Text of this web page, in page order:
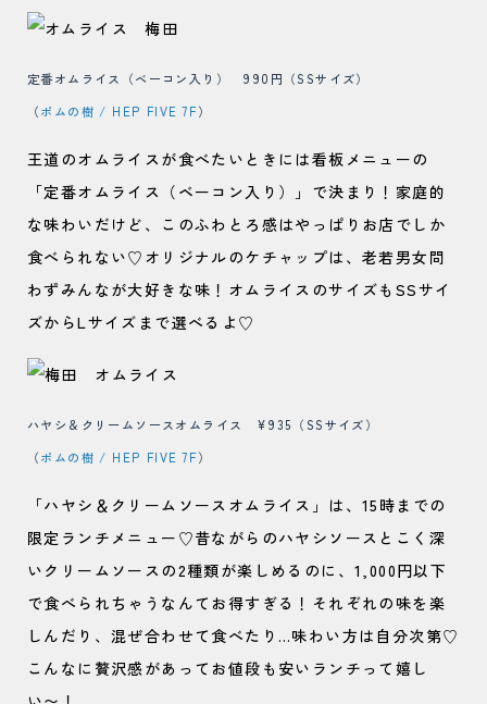
定番オムライス（ベーコン入り） 990円（SSサイズ）
（ポムの樹 / HEP FIVE 7F）
王道のオムライスが食べたいときには看板メニューの
「定番オムライス（ベーコン入り）」で決まり！家庭的
な味わいだけど、このふわとろ感はやっぱりお店でしか
食べられない♡オリジナルのケチャップは、老若男女問
わずみんなが大好きな味！オムライスのサイズもSSサイ
ズからLサイズまで選べるよ♡
ハヤシ＆クリームソースオムライス ¥935（SSサイズ）
（ポムの樹 / HEP FIVE 7F）
「ハヤシ＆クリームソースオムライス」は、15時までの
限定ランチメニュー♡昔ながらのハヤシソースとこく深
いクリームソースの2種類が楽しめるのに、1,000円以下
で食べられちゃうなんてお得すぎる！それぞれの味を楽
しんだり、混ぜ合わせて食べたり…味わい方は自分次第♡
こんなに贅沢感があってお値段も安いランチって嬉し